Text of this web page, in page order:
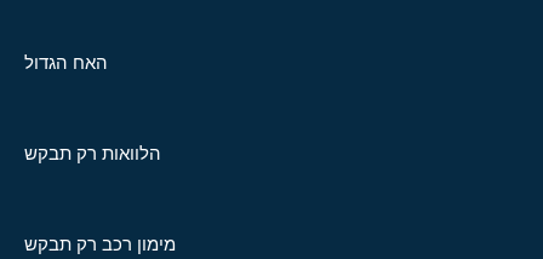
האח הגדול
הלוואות רק תבקש
מימון רכב רק תבקש